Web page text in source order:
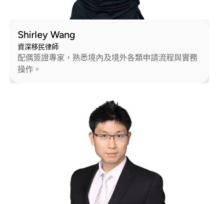
Shirley Wang
資深移民律師
配偶簽證專家，熟悉境內及境外各類申請流程與實務
操作。